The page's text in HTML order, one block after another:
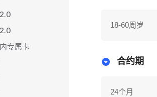
专属卡
18-60周岁
合约期
24个月